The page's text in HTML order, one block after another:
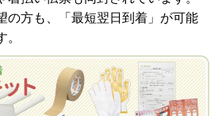
査定結果をメールで確認し、梱包キット
を申し込みます。梱包キットは送料無料
でお届けします。
・梱包
申し込み
査定結果をLINEで確認し、梱包キットを
申し込みます。梱包キットは送料無料で
お届けします。
の方も、「最短翌日到着」が可能